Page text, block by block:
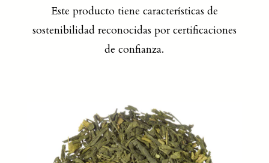
Este producto tiene características de
sostenibilidad reconocidas por certificaciones
de confianza.